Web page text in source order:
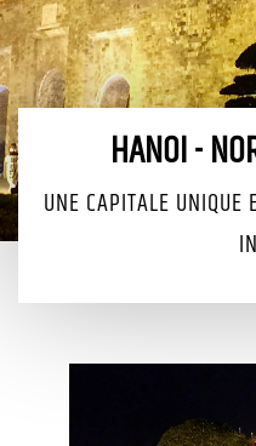
HANOI -
UNE CAPITALE UNIQUE